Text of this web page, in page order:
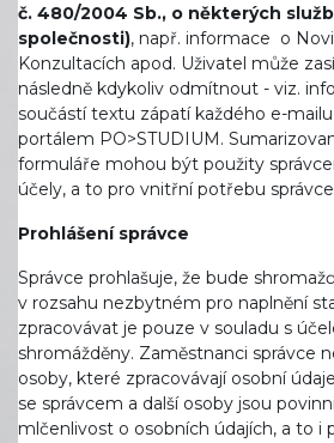
č. 480/2004 Sb., o některých
společnosti), např. informace o
Konzultacích apod. Uživatel může
následně kdykoliv odmítnout - viz.
součástí textu zápatí každého e-
portálem PO>STUDIUM.
formuláře mohou být použity
účely, a to pro vnitřní potřebu
Prohlášení správce
Správce prohlašuje, že bude
v rozsahu nezbytném pro naplnění
zpracovávat je pouze v souladu s
shromážděny. Zaměstnanci správce
osoby, které zpracovávají osobní
se správcem a další osoby jsou
mlčenlivost o osobních údajích, a to i